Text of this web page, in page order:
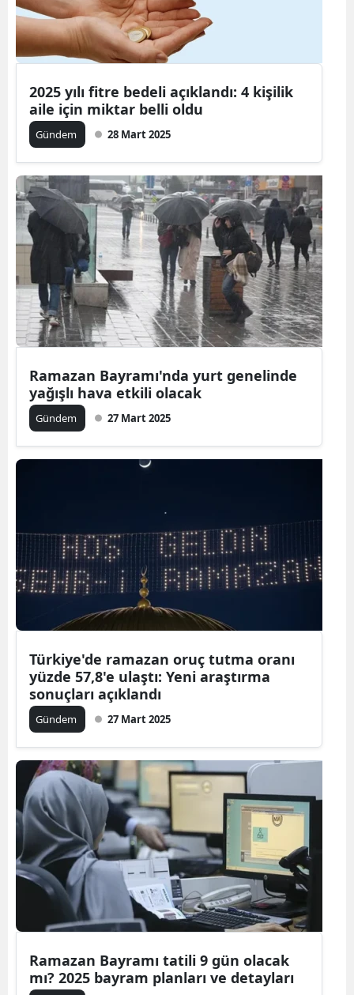
2025 yılı fitre bedeli açıklandı: 4 kişilik
aile için miktar belli oldu
Gündem 28 Mart 2025
Ramazan Bayramı'nda yurt genelinde
yağışlı hava etkili olacak
Gündem 27 Mart 2025
Türkiye'de ramazan oruç tutma oranı
yüzde 57,8'e ulaştı: Yeni araştırma
sonuçları açıklandı
Gündem 27 Mart 2025
Ramazan Bayramı tatili 9 gün olacak
mı? 2025 bayram planları ve detayları